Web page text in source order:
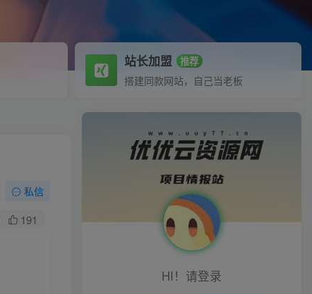
站长加盟 推荐
搭建同款网站，自己当老板
私信
191
HI！请登录